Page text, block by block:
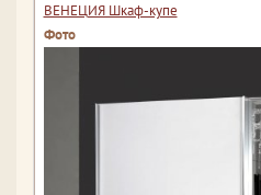
ВЕНЕЦИЯ Шкаф-купе